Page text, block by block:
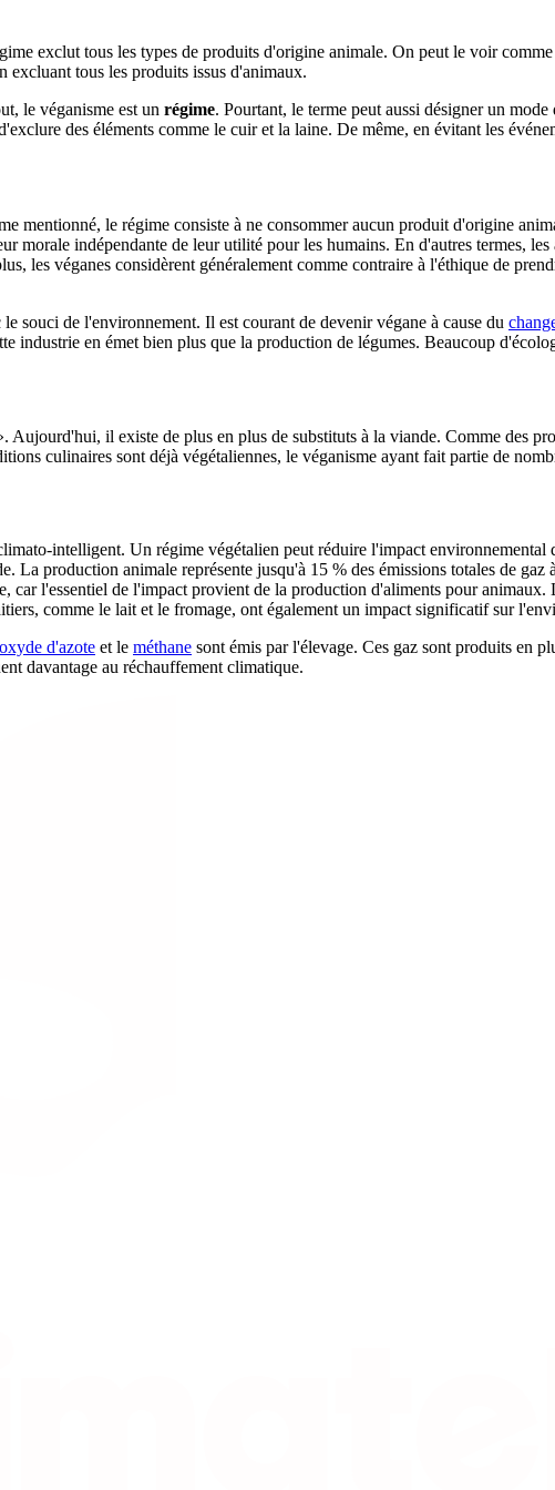
exclut tous les types de produits d'origine animale. On peut le voir
excluant tous les produits issus d'animaux.
le véganisme est un régime. Pourtant, le terme peut aussi désigner un
des éléments comme le cuir et la laine. De même, en évitant les
mentionné, le régime consiste à ne consommer aucun produit d'origine
morale indépendante de leur utilité pour les humains. En d'autres termes,
les véganes considèrent généralement comme contraire à l'éthique de
souci de l'environnement. Il est courant de devenir végane à cause du
industrie en émet bien plus que la production de légumes. Beaucoup
il existe de plus en plus de substituts à la viande. Comme des
culinaires sont déjà végétaliennes, le véganisme ayant fait partie de
intelligent. Un régime végétalien peut réduire l'impact
La production animale représente jusqu'à 15 % des émissions totales de
car l'essentiel de l'impact provient de la production d'aliments pour
comme le lait et le fromage, ont également un impact significatif sur
d'azote et le méthane sont émis par l'élevage. Ces gaz sont produits en
davantage au réchauffement climatique.